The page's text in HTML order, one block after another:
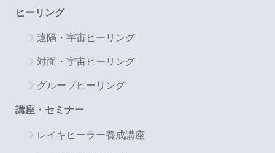
ヒーリング
遠隔・宇宙ヒーリング
対面・宇宙ヒーリング
グループヒーリング
講座・セミナー
レイキヒーラー養成講座